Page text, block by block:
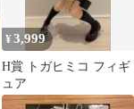
¥3,999
H賞 トガヒミコ フィギ
ュア